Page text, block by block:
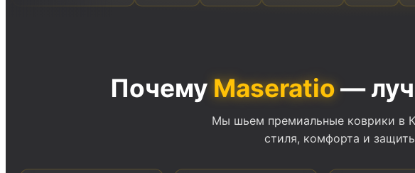
Почему Maseratio—
Мы шьем премиальные коврики в
стиля, комфорта и